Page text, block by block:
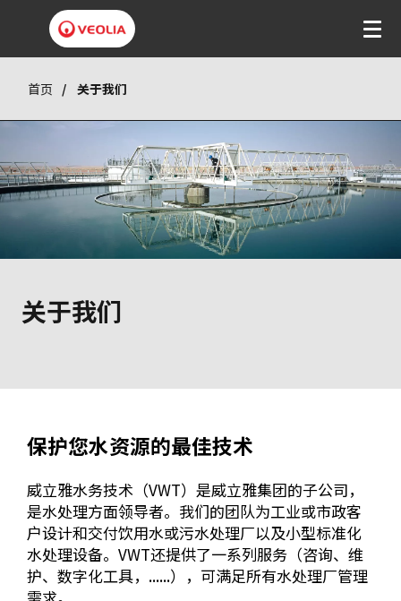
主
首页 关于我们
关于我们
保护您水资源的最佳技术
威立雅水务技术（VWT）是威立雅集团的子公司，
是水处理方面领导者。我们的团队为工业或市政客
户设计和交付饮用水或污水处理厂以及小型标准化
水处理设备。VWT还提供了一系列服务（咨询、维
护、数字化工具，......），可满足所有水处理厂管理